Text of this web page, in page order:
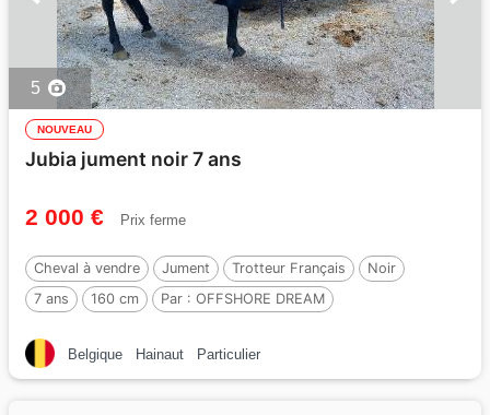
5
NOUVEAU
Jubia jument noir 7 ans
2 000 € Prix ferme
Cheval à vendre Jument Trotteur Français
Noir
7 ans
160 cm Par : OFFSHORE DREAM
Belgique Hainaut Particulier